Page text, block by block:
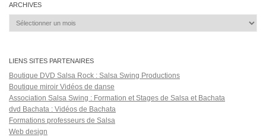
ARCHIVES
Archives
LIENS SITES PARTENAIRES
Boutique DVD Salsa Rock : Salsa Swing Productions
Boutique miroir Vidéos de danse
Association Salsa Swing : Formation et Stages de Salsa et Bachata
dvd Bachata : Vidéos de Bachata
Formations professeurs de Salsa
Web design